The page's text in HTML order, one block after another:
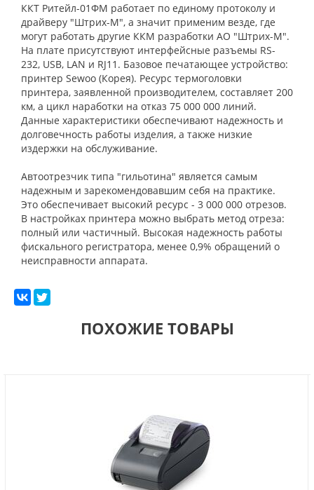
ККТ Ритейл-01ФМ работает по единому протоколу и
драйверу "Штрих-М", а значит применим везде, где
могут работать другие ККМ разработки АО "Штрих-М".
На плате присутствуют интерфейсные разъемы RS-
232, USB, LAN и RJ11. Базовое печатающее устройство:
принтер Sewoo (Корея). Ресурс термоголовки
принтера, заявленной производителем, составляет 200
км, а цикл наработки на отказ 75 000 000 линий.
Данные характеристики обеспечивают надежность и
долговечность работы изделия, а также низкие
издержки на обслуживание.
Автоотрезчик типа "гильотина" является самым
надежным и зарекомендовавшим себя на практике.
Это обеспечивает высокий ресурс - 3 000 000 отрезов.
В настройках принтера можно выбрать метод отреза:
полный или частичный. Высокая надежность работы
фискального регистратора, менее 0,9% обращений о
неисправности аппарата.
ПОХОЖИЕ ТОВАРЫ